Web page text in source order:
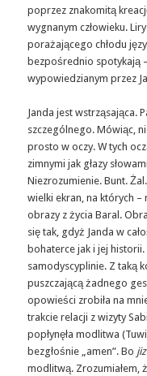
poprzez znakomitą
wygnanym człowieku.
porażającego chłodu
bezpośrednio spotykają
wypowiedzianym przez
Janda jest wstrząsająca.
szczególnego. Mówiąc,
prosto w oczy. W tych
zimnymi jak głazy
Niezrozumienie. Bunt.
wielki ekran, na których
obrazy z życia Baral.
się tak, gdyż Janda w
bohaterce jak i jej
samodyscyplinie. Z taką
puszczającą żadnego
opowieści zrobiła na
trakcie relacji z wizyty
popłynęła modlitwa
bezgłośnie „amen”. Bo
modlitwą. Zrozumiałem,